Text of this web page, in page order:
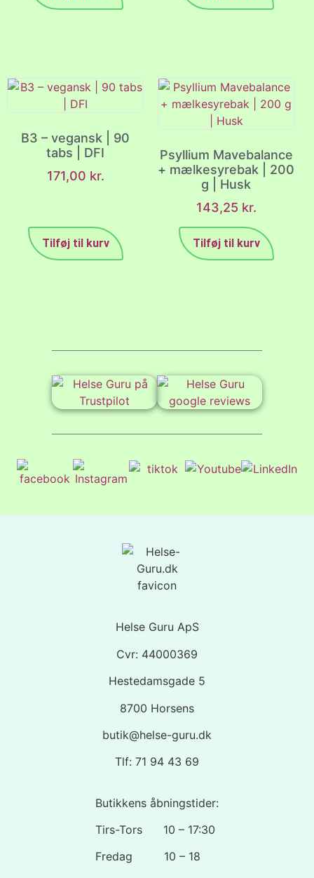
B3 – vegansk | 90
tabs | DFI
171,00 kr.
Tilføj til kurv
Psyllium Mavebalance
+ mælkesyrebak | 200
g | Husk
143,25 kr.
Tilføj til kurv
Helse Guru ApS
Cvr: 44000369
Hestedamsgade 5
8700 Horsens
butik@helse-guru.dk
Tlf: 71 94 43 69
Butikkens åbningstider:
Tirs-Tors 10 – 17:30
Fredag 10 – 18